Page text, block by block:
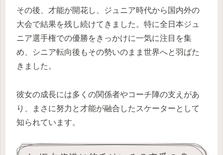
その後、才能が開花し、ジュニア時代から国内外の
大会で結果を残し続けてきました。特に全日本ジュ
ニア選手権での優勝をきっかけに一気に注目を集
め、シニア転向後もその勢いのまま世界へと羽ばた
きました。
彼女の成長には多くの関係者やコーチ陣の支えがあ
り、まさに努力と才能が融合したスケーターとして
知られています。